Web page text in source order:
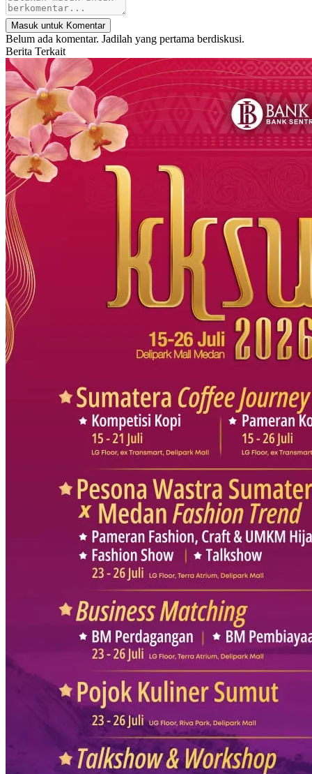
Masuk untuk Komentar
Belum ada komentar. Jadilah yang pertama berdiskusi.
Berita Terkait